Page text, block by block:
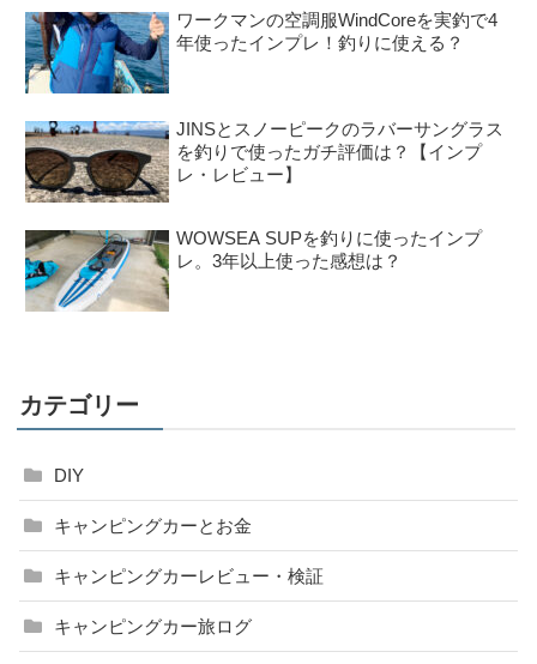
ワークマンの空調服WindCoreを実釣で4
年使ったインプレ！釣りに使える？
JINSとスノーピークのラバーサングラス
を釣りで使ったガチ評価は？【インプ
レ・レビュー】
WOWSEA SUPを釣りに使ったインプ
レ。3年以上使った感想は？
カテゴリー
DIY
キャンピングカーとお金
キャンピングカーレビュー・検証
キャンピングカー旅ログ